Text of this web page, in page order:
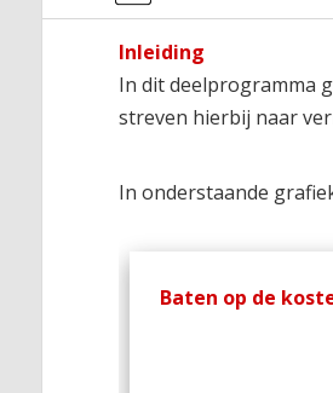
Inleiding
In dit deelprogramma
streven hierbij naar
In onderstaande
Baten op de